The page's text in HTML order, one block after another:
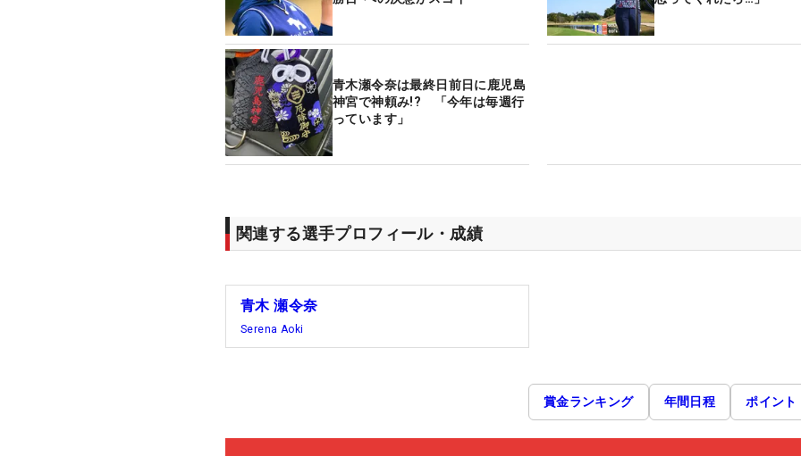
青木瀬令奈は最終日前日に鹿児島
神宮で神頼み!? 「今年は毎週行
っています」
関連する選手プロフィール・成績
青木 瀬令奈
Serena Aoki
賞金ランキング 年間日程 ポイント